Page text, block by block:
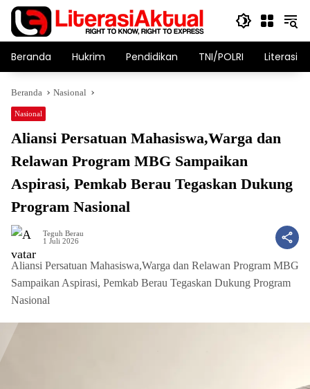
Langsung
konten
Beranda Hukrim Pendidikan TNI/POLRI Literasi
Beranda Nasional
Nasional
Aliansi Persatuan Mahasiswa,Warga dan
Relawan Program MBG Sampaikan
Aspirasi, Pemkab Berau Tegaskan Dukung
Program Nasional
Teguh Berau
1 Juli 2026
Aliansi Persatuan Mahasiswa,Warga dan Relawan Program MBG
Sampaikan Aspirasi, Pemkab Berau Tegaskan Dukung Program
Nasional